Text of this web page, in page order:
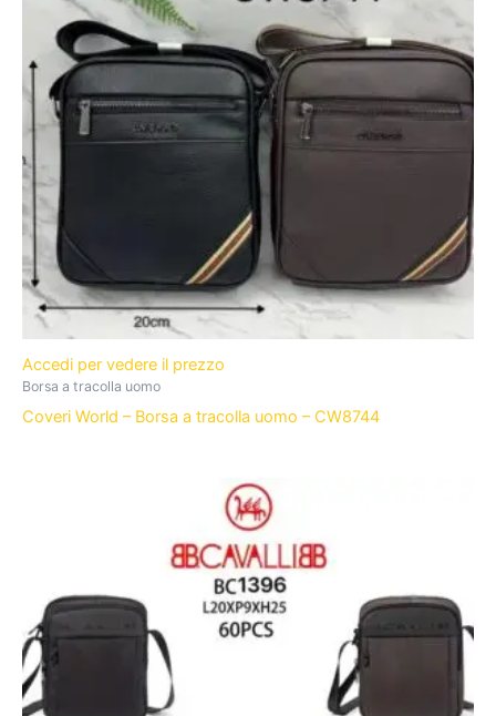
Accedi per vedere il prezzo
Borsa a tracolla uomo
Coveri World – Borsa a tracolla uomo – CW8744